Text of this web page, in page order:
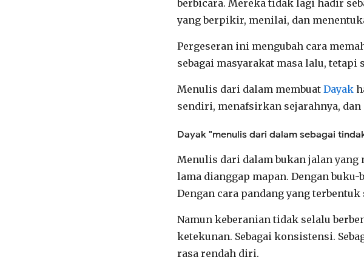
berbicara. Mereka tidak lagi hadir
yang berpikir, menilai, dan
Pergeseran ini mengubah cara
sebagai masyarakat masa lalu, tetapi
Menulis dari dalam membuat Dayak
sendiri, menafsirkan sejarahnya,
Dayak "menulis dari dalam sebagai
Menulis dari dalam bukan jalan yang
lama dianggap mapan. Dengan
Dengan cara pandang yang
Namun keberanian tidak selalu
ketekunan. Sebagai konsistensi.
rasa rendah diri.